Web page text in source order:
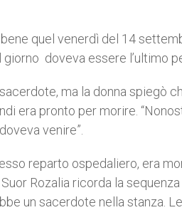
quel venerdì del 14
doveva essere l’ultimo
ma la donna spiegò
era pronto per morire.
venire”.
reparto ospedaliero, era
Rozalia ricorda la
un sacerdote nella stanza.